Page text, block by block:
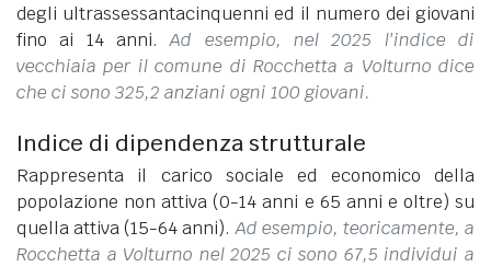
degli ultrassessantacinquenni ed il numero dei giovani
fino ai 14 anni.Ad esempio, nel 2025 l'indice di
vecchiaia per il comune di Rocchetta a Volturno dice
che ci sono 325,2 anziani ogni 100 giovani.
Indice di dipendenza strutturale
Rappresenta il carico sociale ed economico della
popolazione non attiva (0-14 anni e 65 anni e oltre) su
quella attiva (15-64 anni).Ad esempio, teoricamente, a
Rocchetta a Volturno nel 2025 ci sono 67,5 individui a